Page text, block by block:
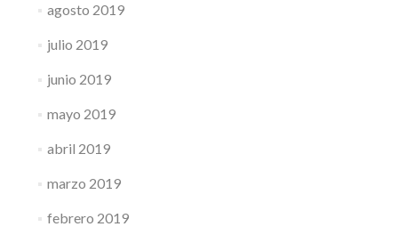
agosto 2019
julio 2019
junio 2019
mayo 2019
abril 2019
marzo 2019
febrero 2019